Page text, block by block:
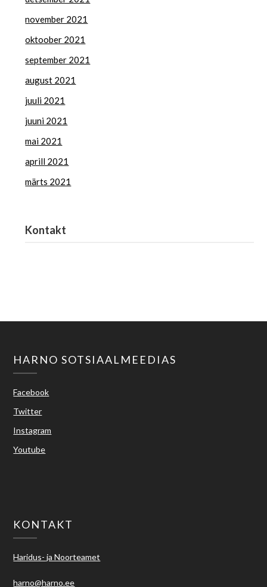
november 2021
oktoober 2021
september 2021
august 2021
juuli 2021
juuni 2021
mai 2021
aprill 2021
märts 2021
Kontakt
HARNO SOTSIAALMEEDIAS
Facebook
Twitter
Instagram
Youtube
KONTAKT
Haridus- ja Noorteamet
harno@harno.ee